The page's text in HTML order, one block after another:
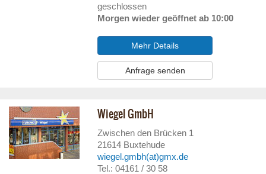
geschlossen
Morgen wieder geöffnet ab 10:00
Mehr Details
Anfrage senden
Wiegel GmbH
Zwischen den Brücken 1
21614 Buxtehude
wiegel.gmbh(at)gmx.de
Tel.: 04161 / 30 58